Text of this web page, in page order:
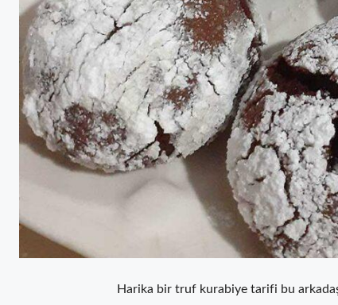
Harika bir truf kurabiye tarifi bu